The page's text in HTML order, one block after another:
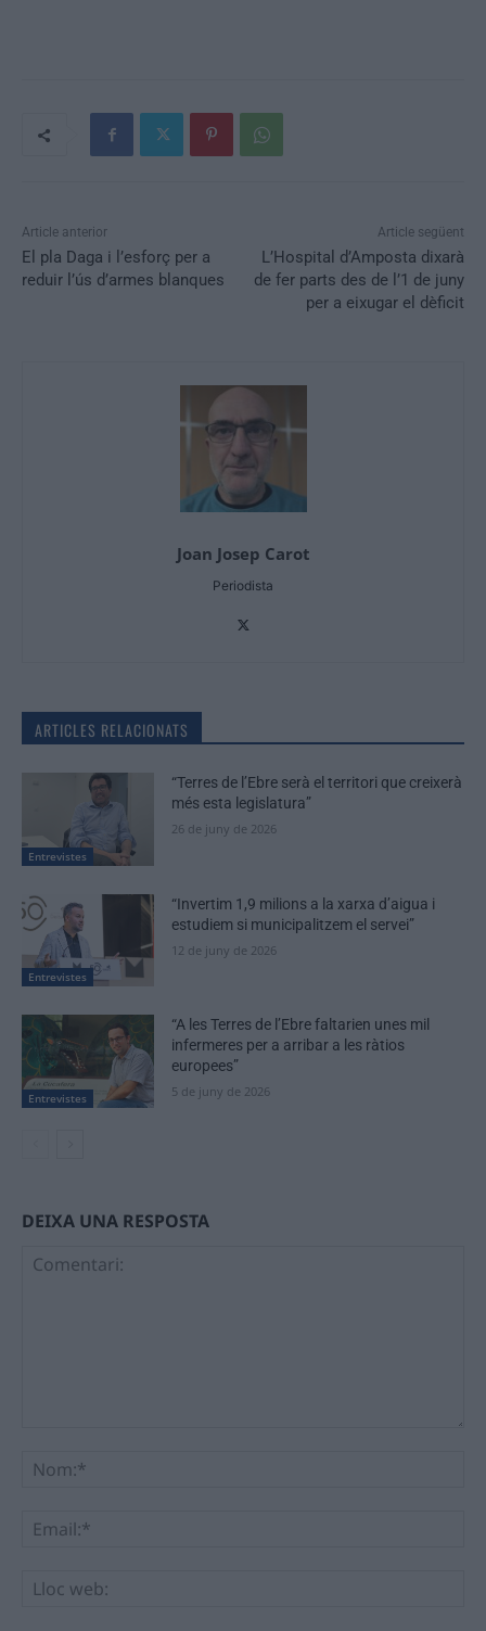
Article anterior
El pla Daga i l’esforç per a
reduir l’ús d’armes blanques
Article següent
L’Hospital d’Amposta dixarà
de fer parts des de l’1 de juny
per a eixugar el dèficit
Joan Josep Carot
Periodista
ARTICLES RELACIONATS
Entrevistes
“Terres de l’Ebre serà el territori que creixerà
més esta legislatura”
26 de juny de 2026
Entrevistes
“Invertim 1,9 milions a la xarxa d’aigua i
estudiem si municipalitzem el servei”
12 de juny de 2026
Entrevistes
“A les Terres de l’Ebre faltarien unes mil
infermeres per a arribar a les ràtios
europees”
5 de juny de 2026
DEIXA UNA RESPOSTA